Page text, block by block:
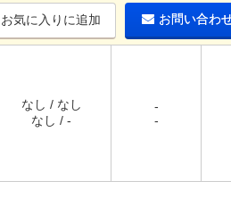
お気に入りに追加 お問い合わ
なし / なし
なし / -
-
-